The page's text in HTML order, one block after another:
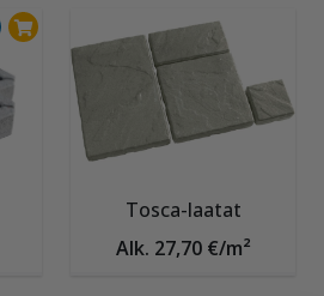
Tosca-laatat
Alk. 27,70 €/m²